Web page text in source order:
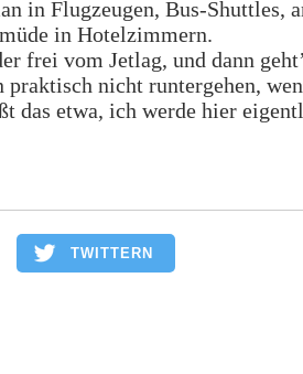
in Flugzeugen, Bus-Shuttles,
in Hotelzimmern.
frei vom Jetlag, und dann
praktisch nicht runtergehen,
das etwa, ich werde hier
TWITTERN